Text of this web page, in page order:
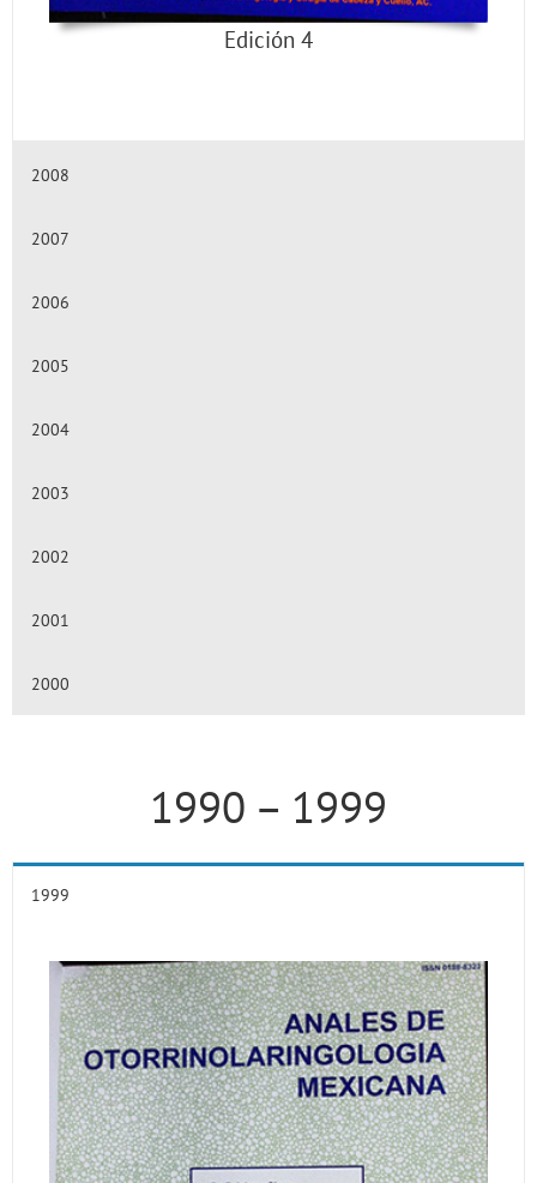
Edición 4
2008
2007
2006
2005
2004
2003
2002
2001
2000
1990 – 1999
1999